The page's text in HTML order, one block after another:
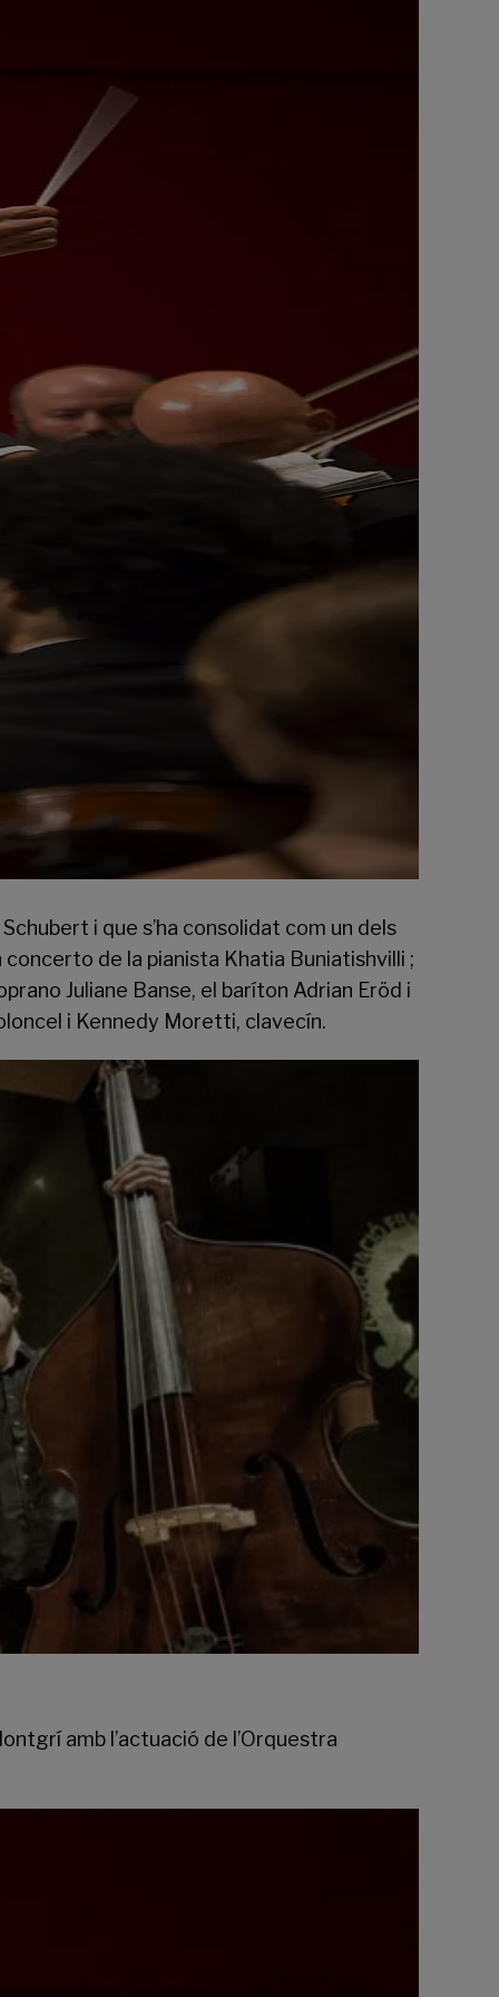
i que s’ha consolidat com un dels
de la pianista Khatia Buniatishvilli ;
Juliane Banse, el baríton Adrian Eröd i
i Kennedy Moretti, clavecín.
amb l’actuació de l’Orquestra